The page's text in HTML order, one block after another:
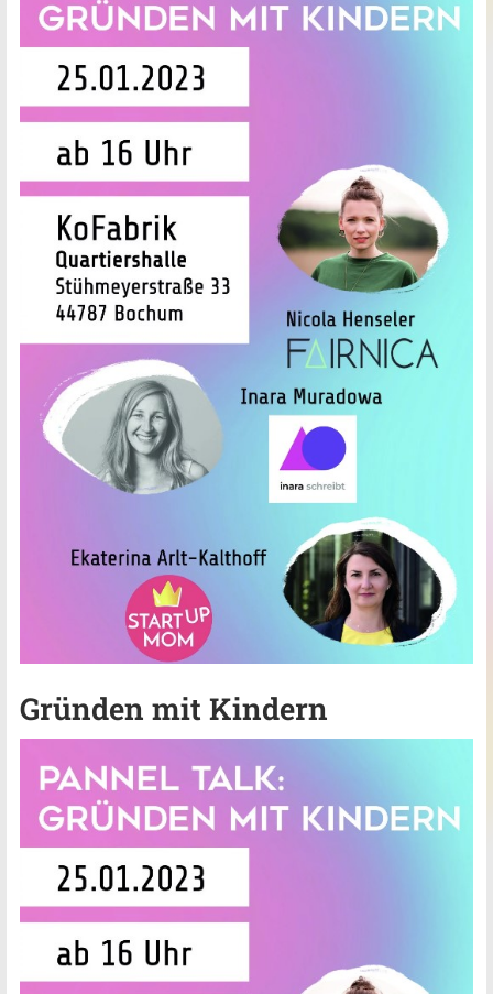
Gründen mit Kindern